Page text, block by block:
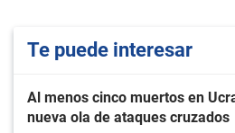
Te puede interesar
Al menos cinco muertos en
nueva ola de ataques cruzados